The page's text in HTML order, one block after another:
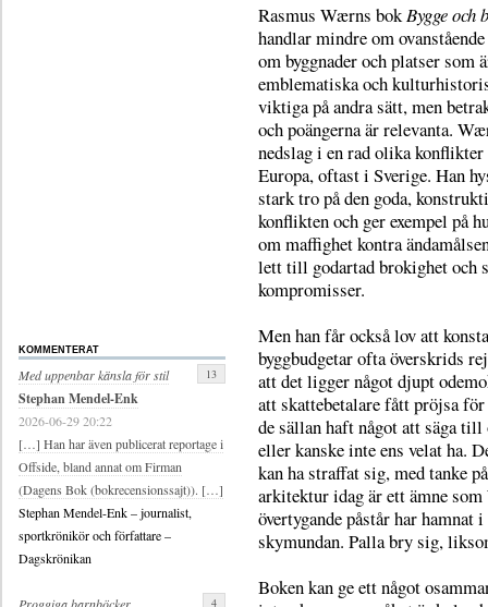
Rasmus Wærns bok Bygge och
handlar mindre om
om byggnader och platser som
emblematiska och
viktiga på andra sätt, men
och poängerna är relevanta.
nedslag i en rad olika
Europa, oftast i Sverige. Han
stark tro på den goda,
konflikten och ger exempel på
om maffighet kontra
lett till godartad brokighet och
kompromisser.
Men han får också lov att
byggbudgetar ofta överskrids
att det ligger något djupt
att skattebetalare fått pröjsa
de sällan haft något att säga till
eller kanske inte ens velat ha.
kan ha straffat sig, med tanke
arkitektur idag är ett ämne
övertygande påstår har hamnat i
skymundan. Palla bry sig,
Boken kan ge ett något
KOMMENTERAT
Med uppenbar känsla för stil
Stephan Mendel-Enk
2026-06-29 20:22
[…] Han har även publicerat reportage i
Offside, bland annat om Firman
(Dagens Bok (bokrecensionssajt)). […]
Stephan Mendel-Enk – journalist,
sportkrönikör och författare –
Dagskrönikan
13
4